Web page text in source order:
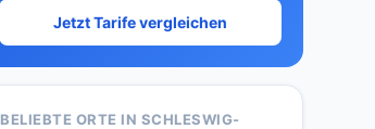
Jetzt Tarife vergleichen
BELIEBTE ORTE IN SCHLESWIG-